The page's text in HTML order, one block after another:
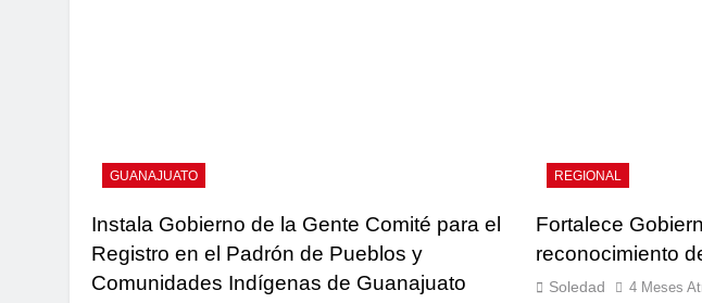
GUANAJUATO
Instala Gobierno de la Gente Comité para el
Registro en el Padrón de Pueblos y
Comunidades Indígenas de Guanajuato
REGIONAL
Fortalece
reconocimiento
Soledad 4 Meses